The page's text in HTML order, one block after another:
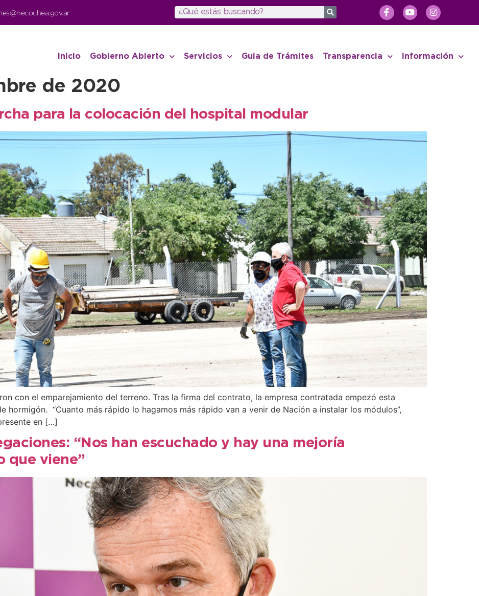
Inicio Gobierno Abierto Servicios Guia de Trámites Transparencia Información
de 2020
para la colocación del hospital modular
con el emparejamiento del terreno. Tras la firma del contrato, la empresa contratada empezó esta
hormigón. “Cuanto más rápido lo hagamos más rápido van a venir de Nación a instalar los módulos”,
en […]
“Nos han escuchado y hay una mejoría
que viene”